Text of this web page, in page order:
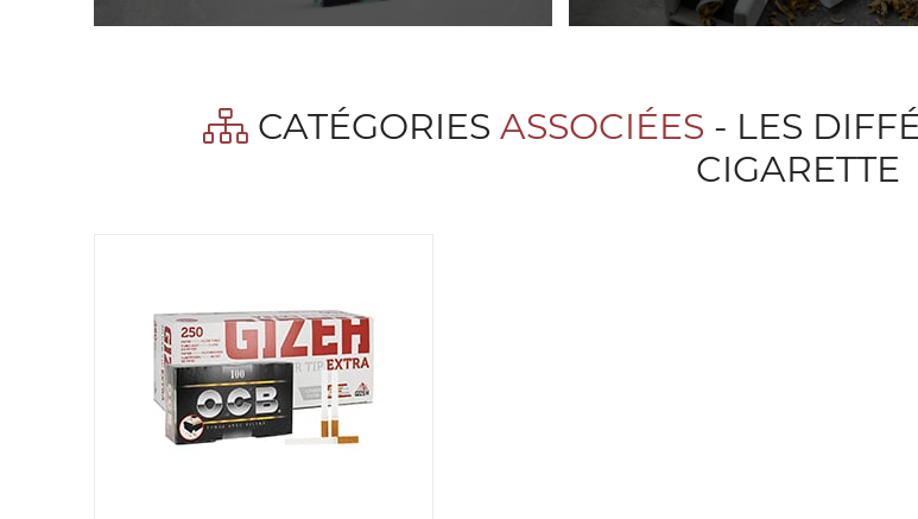
CATÉGORIES ASSOCIÉES - LES
CIGARETTE